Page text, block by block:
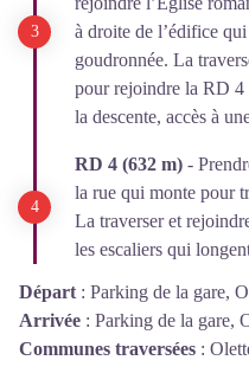
à droite de l’édifice
goudronnée. La
pour rejoindre la RD
la descente, accès à
RD 4 (632 m) -
la rue qui monte pour
La traverser et
les escaliers qui
Départ : Parking de la gare,
Arrivée : Parking de la gare,
Communes traversées :